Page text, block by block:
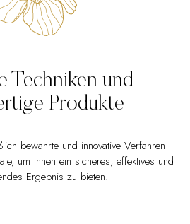
Techniken und
Produkte
bewährte und innovative Verfahren
um Ihnen ein sicheres, effektives und
Ergebnis zu bieten.